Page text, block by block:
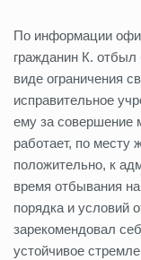
По информации
гражданин К. отбыл
виде ограничения
исправительное
ему за совершение
работает, по месту
положительно, к
время отбывания
порядка и условий
зарекомендовал
устойчивое